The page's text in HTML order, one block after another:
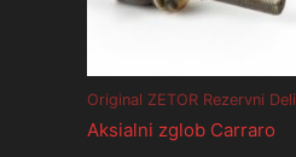
Original ZETOR Rezervni Deli
Aksialni zglob Carraro